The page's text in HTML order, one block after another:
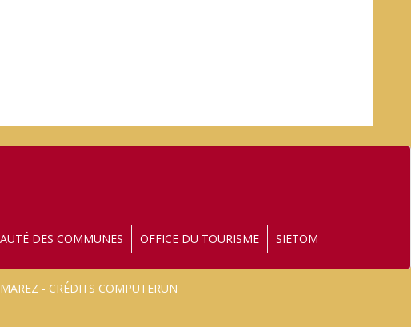
DES COMMUNES OFFICE DU TOURISME SIETOM
- CRÉDITS COMPUTERUN